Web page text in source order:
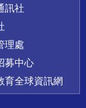
訊社
理處
募中心
育全球資訊網